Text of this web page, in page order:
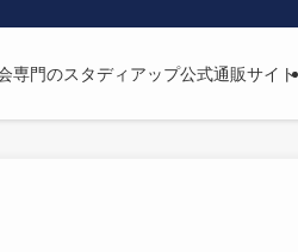
専門のスタディアップ公式通販サイト